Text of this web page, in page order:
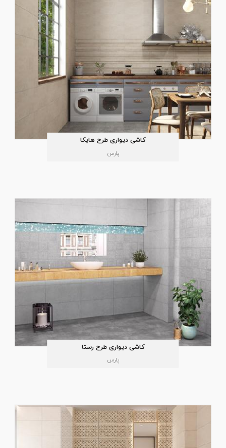
کاشی دیواری طرح هایکا
پارس
کاشی دیواری طرح رستا
پارس